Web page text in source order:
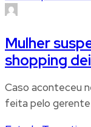
Mulher
shopping
Caso aconteceu
feita pelo gerente